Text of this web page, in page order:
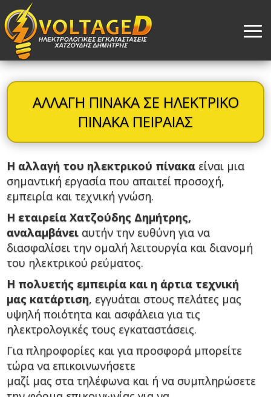
ΑΛΛΑΓΗ ΠΙΝΑΚΑ ΣΕ ΗΛΕΚΤΡΙΚΟ
ΠΙΝΑΚΑ ΠΕΙΡΑΙΑΣ
Η αλλαγή του ηλεκτρικού πίνακα είναι μια
σημαντική εργασία που απαιτεί προσοχή,
εμπειρία και τεχνική γνώση.
Η εταιρεία Χατζούδης Δημήτρης,
αναλαμβάνει αυτήν την ευθύνη για να
διασφαλίσει την ομαλή λειτουργία και διανομή
του ηλεκτρικού ρεύματος.
Η πολυετής εμπειρία και η άρτια τεχνική
μας κατάρτιση, εγγυάται στους πελάτες μας
υψηλή ποιότητα και ασφάλεια για τις
ηλεκτρολογικές τους εγκαταστάσεις.
Για πληροφορίες και για προσφορά μπορείτε
τώρα να επικοινωνήσετε
μαζί μας στα τηλέφωνα και ή να συμπληρώσετε